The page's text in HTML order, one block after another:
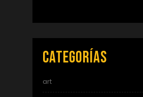
Categorías
art